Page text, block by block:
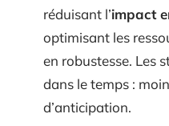
réduisant l’impact
optimisant les
en robustesse. Les
dans le temps :
d’anticipation.